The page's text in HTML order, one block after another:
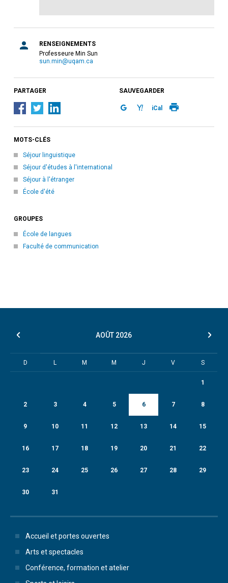
RENSEIGNEMENTS
Professeure Min Sun
sun.min@uqam.ca
PARTAGER SAUVEGARDER
iCal
MOTS-CLÉS
Séjour linguistique
Séjour d'études à l'international
Séjour à l'étranger
École d'été
GROUPES
École de langues
Faculté de communication
AOÛT 2026
D L M M J V S
1
2 3 4 5 6 7 8
9 10 11 12 13 14 15
16 17 18 19 20 21 22
23 24 25 26 27 28 29
30 31
Accueil et portes ouvertes
Arts et spectacles
Conférence, formation et atelier